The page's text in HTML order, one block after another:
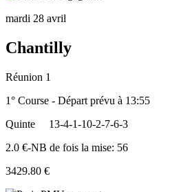
mardi 28 avril
Chantilly
Réunion 1
1° Course - Départ prévu à 13:55
Quinte
13-4-1-10-2-7-6-3
2.0 €-NB de fois la mise: 56
3429.80 €